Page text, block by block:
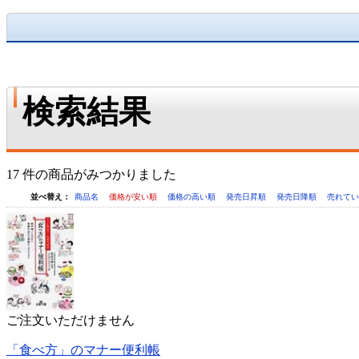
検索結果
17 件の商品がみつかりました
並べ替え： 商品名 価格が安い順 価格の高い順 発売日昇順 発売日降順 売れて
ご注文いただけません
「食べ方」のマナー便利帳